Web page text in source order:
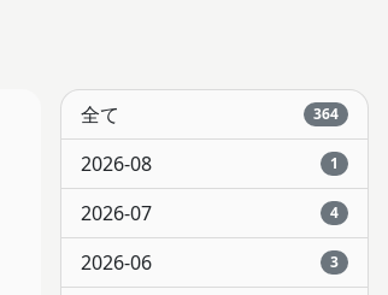
全て 364
2026-08 1
2026-07 4
2026-06 3